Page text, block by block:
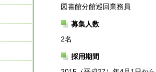
図書館分館巡回業務員
募集人数
2名
採用期間